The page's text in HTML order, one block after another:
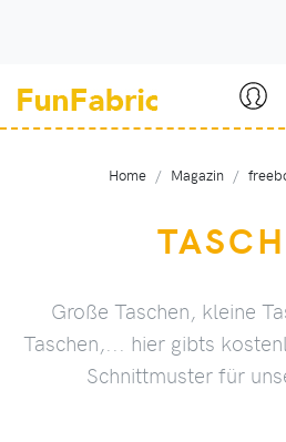
Home Magazin
Große Taschen, kleine
Taschen,... hier gibts
Schnittmuster für